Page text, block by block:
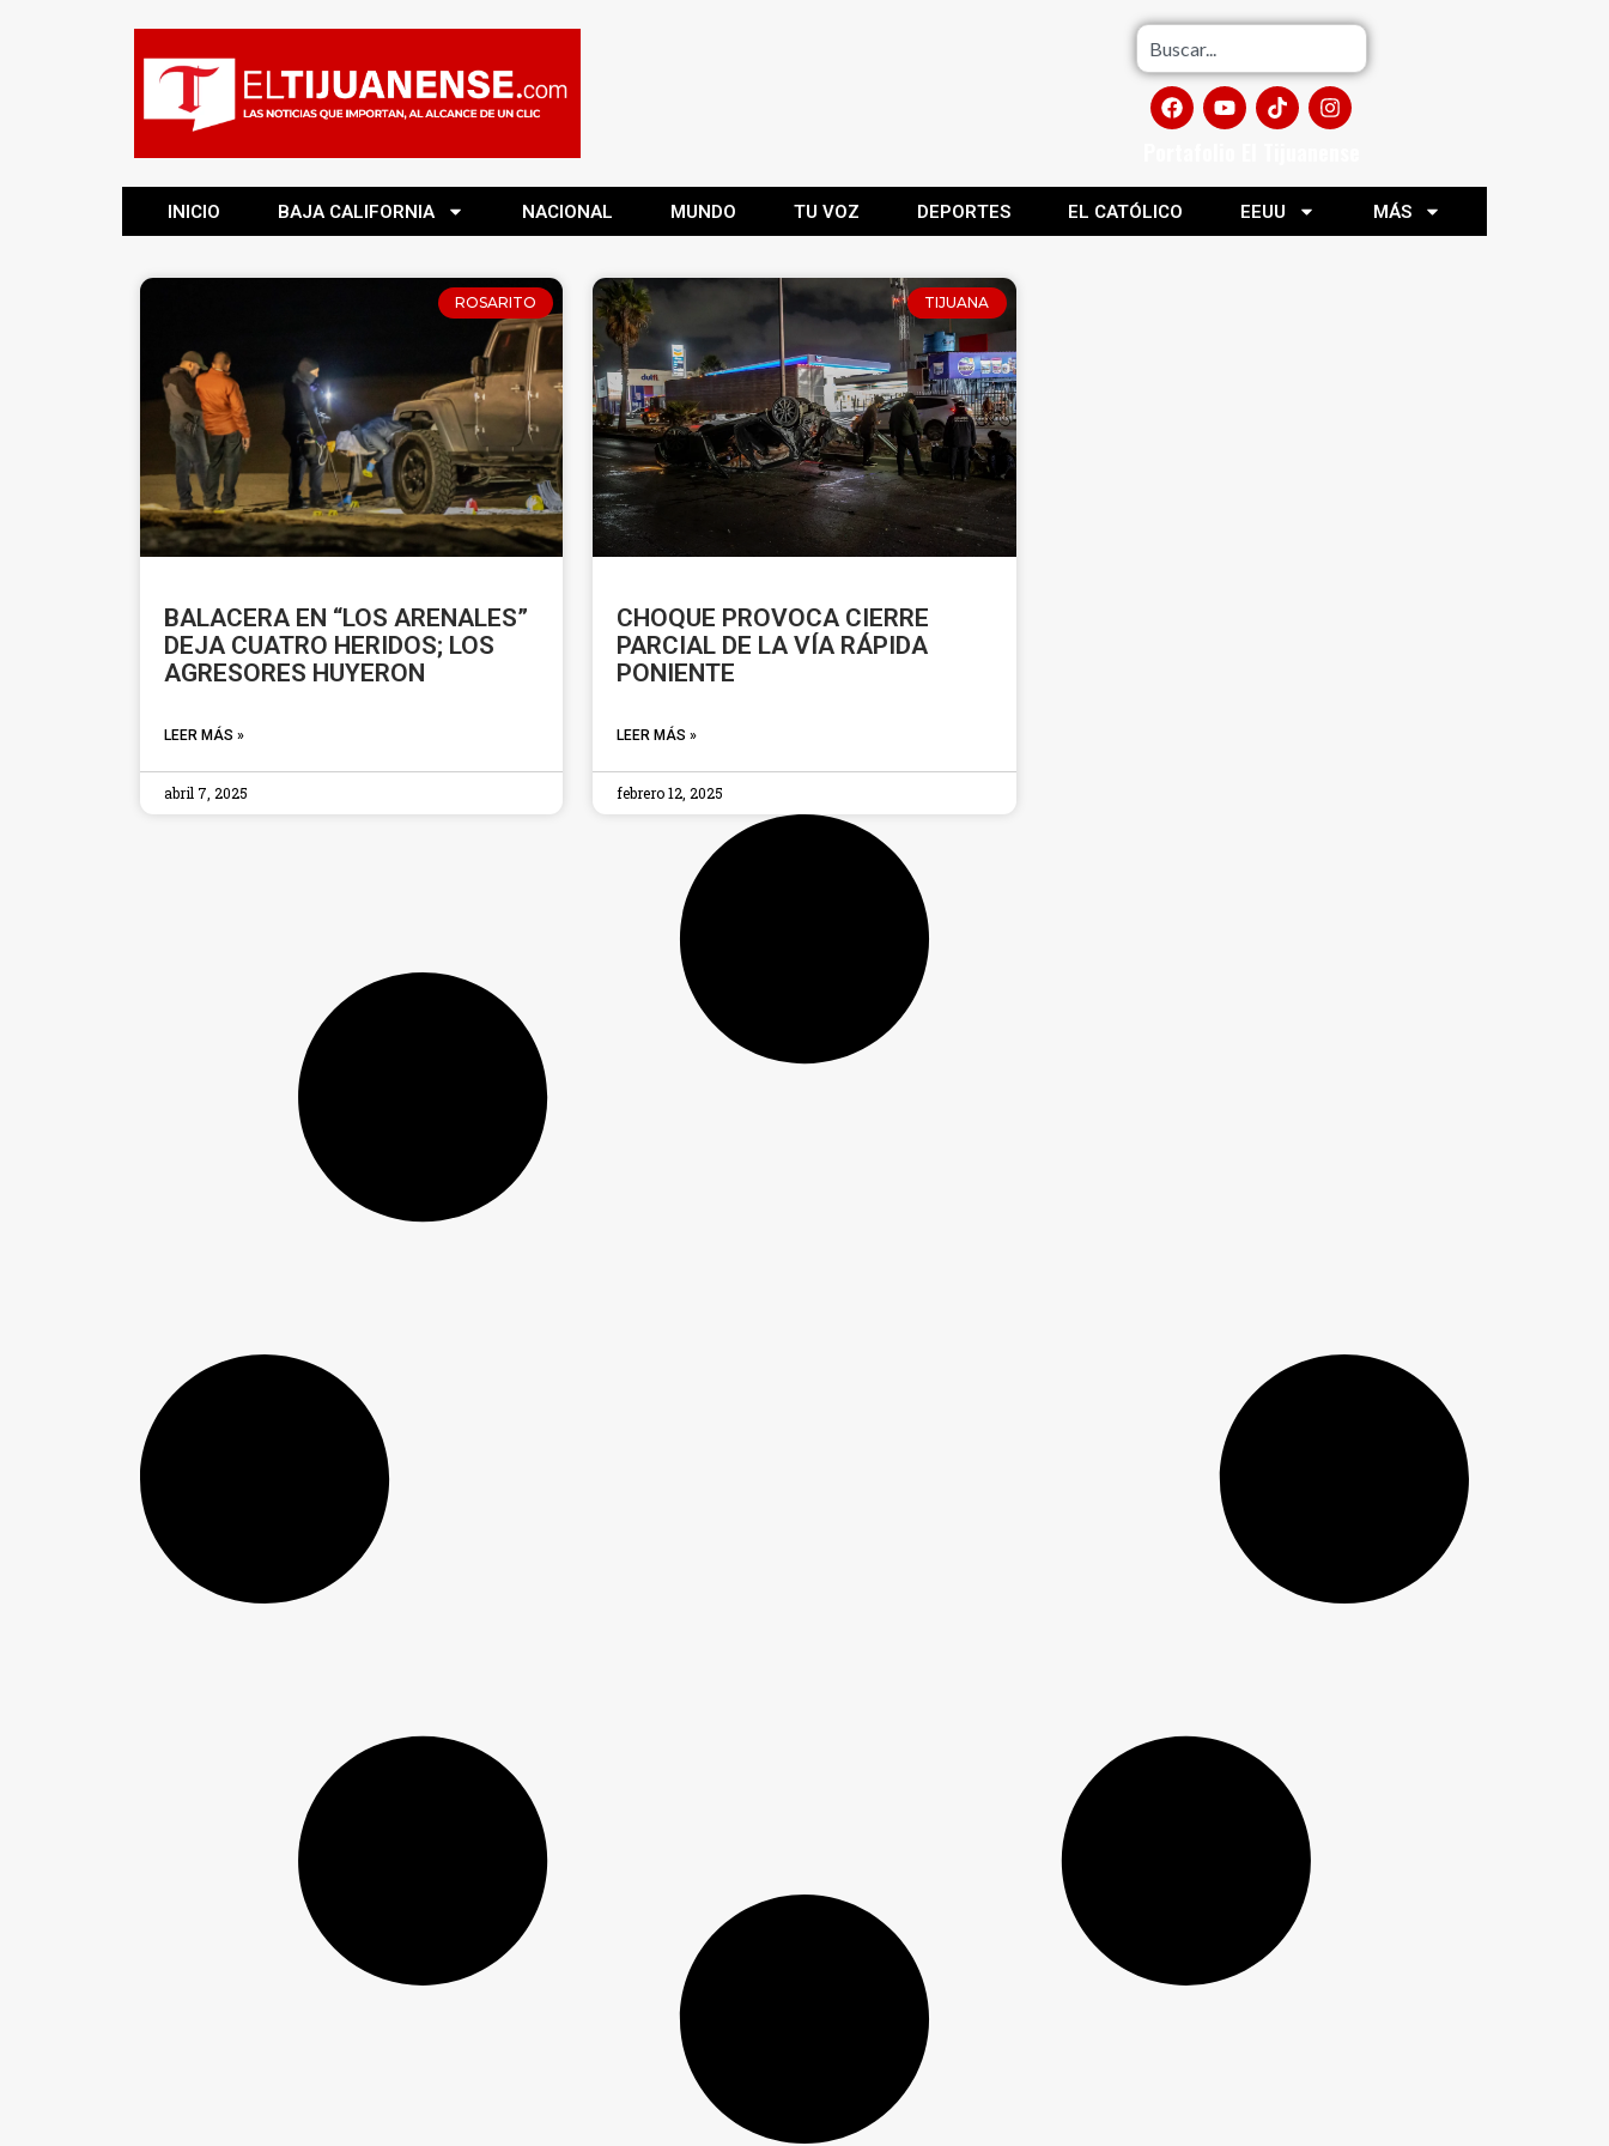
INICIO BAJA CALIFORNIA NACIONAL MUNDO TU VOZ DEPORTES EL CATÓLICO EEUU MÁS
ROSARITO
BALACERA EN “LOS ARENALES”
DEJA CUATRO HERIDOS; LOS
AGRESORES HUYERON
LEER MÁS »
abril 7, 2025
TIJUANA
CHOQUE PROVOCA CIERRE
PARCIAL DE LA VÍA RÁPIDA
PONIENTE
LEER MÁS »
febrero 12, 2025